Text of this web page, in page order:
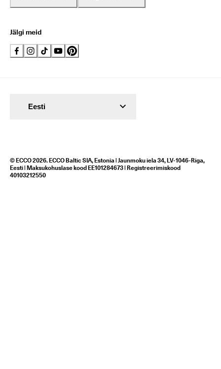
Jälgi meid
© ECCO 2026. ECCO Baltic SIA, Estonia | Jaunmoku iela 34, LV-1046-Riga,
Eesti | Maksukohuslase kood EE101284673 | Registreerimiskood
40103212550
Eesti